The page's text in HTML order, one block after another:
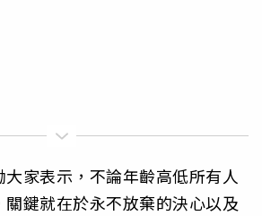
家表示，不論年齡高低所有人
鍵就在於永不放棄的決心以及